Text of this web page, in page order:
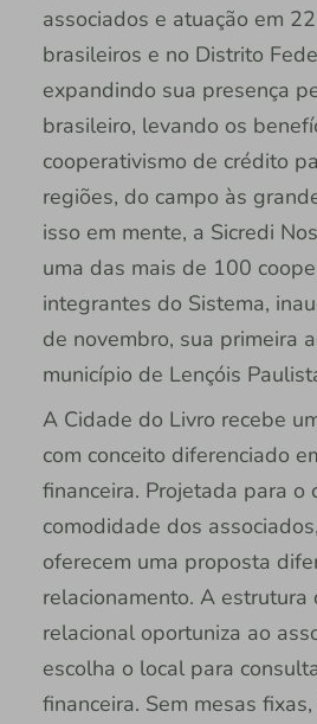
associados e atuação em
brasileiros e no Distrito
expandindo sua presença
brasileiro, levando os
cooperativismo de crédito
regiões, do campo às
isso em mente, a Sicredi
uma das mais de 100
integrantes do Sistema,
de novembro, sua primeira
município de Lençóis
A Cidade do Livro recebe
com conceito diferenciado
financeira. Projetada para o
comodidade dos
oferecem uma proposta
relacionamento. A
relacional oportuniza ao
escolha o local para
financeira. Sem mesas